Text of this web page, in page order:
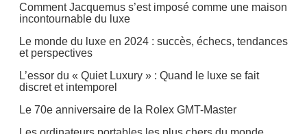
Comment Jacquemus s’est imposé comme une maison
incontournable du luxe
Le monde du luxe en 2024 : succès, échecs, tendances
et perspectives
L’essor du « Quiet Luxury » : Quand le luxe se fait
discret et intemporel
Le 70e anniversaire de la Rolex GMT-Master